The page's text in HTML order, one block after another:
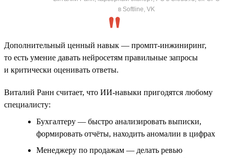
в Softline, VK
Дополнительный ценный навык — промпт-инжиниринг,
то есть умение давать нейросетям правильные запросы
и критически оценивать ответы.
Виталий Ранн считает, что ИИ-навыки пригодятся любому
специалисту:
Бухгалтеру — быстро анализировать выписки,
формировать отчёты, находить аномалии в цифрах
Менеджеру по продажам — делать ревью